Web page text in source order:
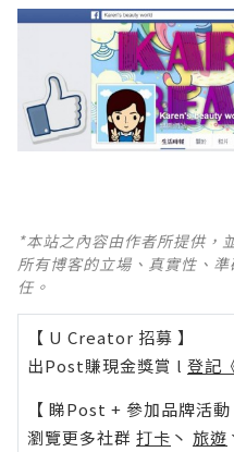
*本站之內容由作者所提供，
所有博客的立場、真實性、
任。
【 U Creator 招募 】
出Post賺現金獎賞 l 登記
【 睇Post + 參加品牌活動
瀏覽更多社群 打卡 丶 旅遊